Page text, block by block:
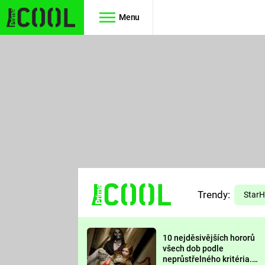
Menu
TŘESKU
FUTURAMA
PREDÁTOR
Trendy:
10 nejděsivějších hororů
všech dob podle
neprůstřelného kritéria.